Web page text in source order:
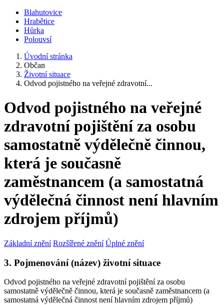
Blahutovice
Hrabětice
Hůrka
Polouvsí
Úvodní stránka
Občan
Životní situace
Odvod pojistného na veřejné zdravotní...
Odvod pojistného na veřejné
zdravotní pojištění za osobu
samostatně výdělečně činnou,
která je současně
zaměstnancem (a samostatná
výdělečná činnost není hlavním
zdrojem příjmů)
Základní znění Rozšířené znění Úplné znění
3. Pojmenování (název) životní situace
Odvod pojistného na veřejné zdravotní pojištění za osobu
samostatně výdělečně činnou, která je současně zaměstnancem (a
samostatná výdělečná činnost není hlavním zdrojem příjmů)